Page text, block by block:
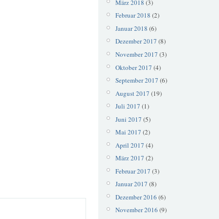
März 2018 (3)
Februar 2018 (2)
Januar 2018 (6)
Dezember 2017 (8)
November 2017 (3)
Oktober 2017 (4)
September 2017 (6)
August 2017 (19)
Juli 2017 (1)
Juni 2017 (5)
Mai 2017 (2)
April 2017 (4)
März 2017 (2)
Februar 2017 (3)
Januar 2017 (8)
Dezember 2016 (6)
November 2016 (9)